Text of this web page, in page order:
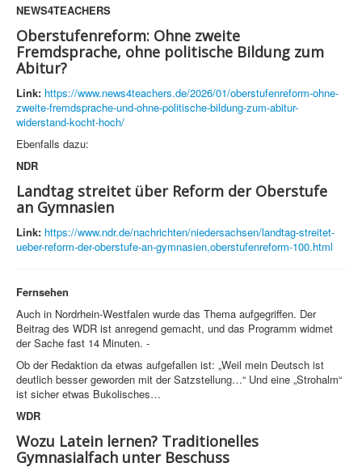
NEWS4TEACHERS
Oberstufenreform: Ohne zweite
Fremdsprache, ohne politische Bildung zum
Abitur?
Link: https://www.news4teachers.de/2026/01/oberstufenreform-ohne-
zweite-fremdsprache-und-ohne-politische-bildung-zum-abitur-
widerstand-kocht-hoch/
Ebenfalls dazu:
NDR
Landtag streitet über Reform der Oberstufe
an Gymnasien
Link: https://www.ndr.de/nachrichten/niedersachsen/landtag-streitet-
ueber-reform-der-oberstufe-an-gymnasien,oberstufenreform-100.html
Fernsehen
Auch in Nordrhein-Westfalen wurde das Thema aufgegriffen. Der
Beitrag des WDR ist anregend gemacht, und das Programm widmet
der Sache fast 14 Minuten. -
Ob der Redaktion da etwas aufgefallen ist: „Weil mein Deutsch ist
deutlich besser geworden mit der Satzstellung…“ Und eine „Strohalm“
ist sicher etwas Bukolisches…
WDR
Wozu Latein lernen? Traditionelles
Gymnasialfach unter Beschuss